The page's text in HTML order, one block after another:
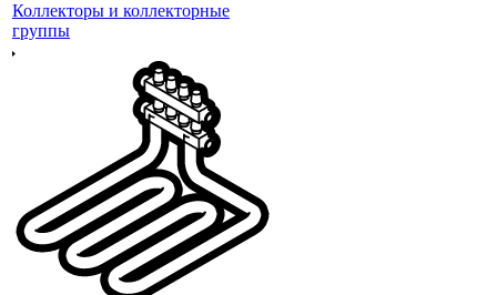
Коллекторы и коллекторные
группы